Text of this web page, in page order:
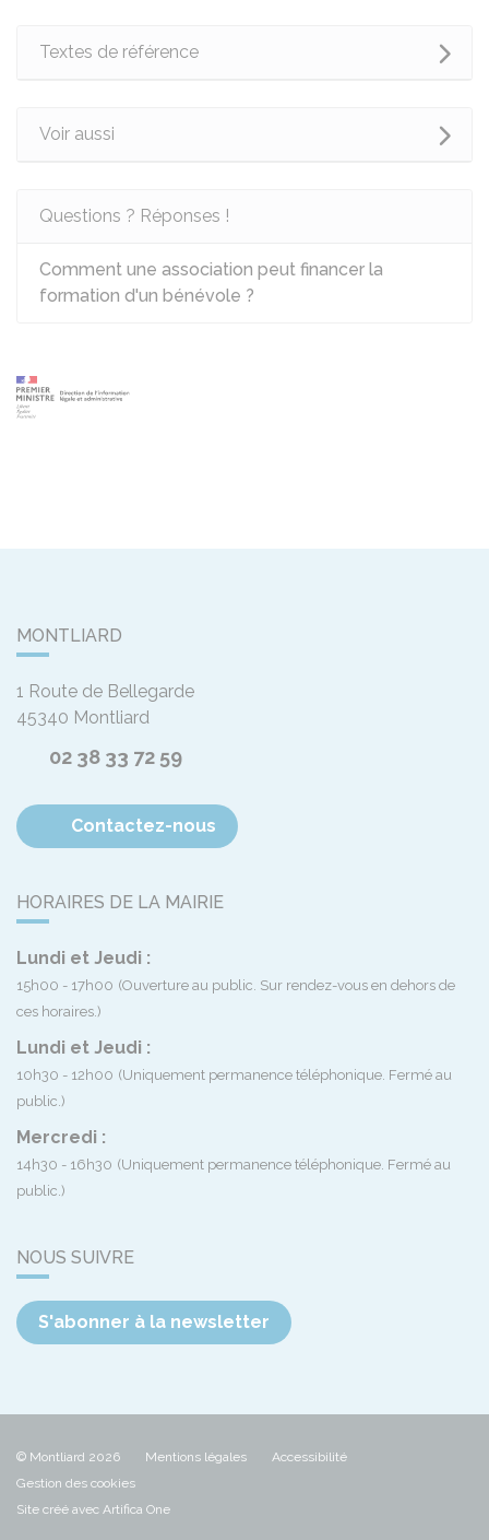
Textes de référence
Voir aussi
Questions ? Réponses !
Comment une association peut financer la
formation d'un bénévole ?
MONTLIARD
1 Route de Bellegarde
45340 Montliard
02 38 33 72 59
Contactez-nous
HORAIRES DE LA MAIRIE
Lundi et Jeudi :
15h00 - 17h00 (Ouverture au public. Sur rendez-vous en dehors de
ces horaires.)
Lundi et Jeudi :
10h30 - 12h00 (Uniquement permanence téléphonique. Fermé au
public.)
Mercredi :
14h30 - 16h30 (Uniquement permanence téléphonique. Fermé au
public.)
NOUS SUIVRE
S'abonner à la newsletter
© Montliard 2026 Mentions légales
Accessibilité
Gestion des cookies
Site créé avec Artifica One